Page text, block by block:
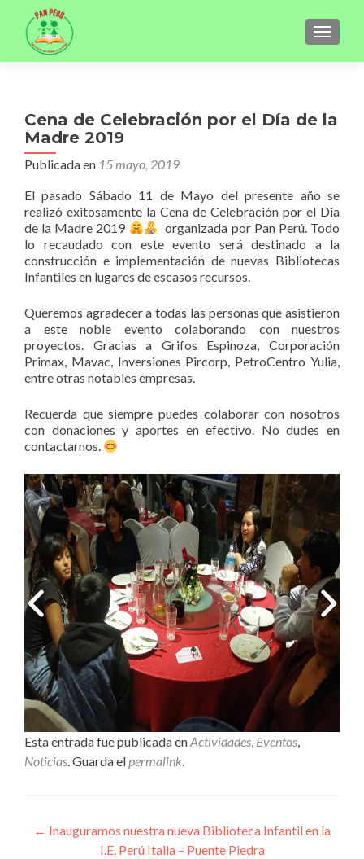
Cena de Celebración por el Día de la
Madre 2019
Publicada en 15 mayo, 2019
El pasado Sábado 11 de Mayo del presente año se
realizó exitosamente la Cena de Celebración por el Día
de la Madre 2019
organizada por Pan Perú. Todo
lo recaudado con este evento será destinado a la
construcción e implementación de nuevas Bibliotecas
Infantiles en lugares de escasos recursos.
Queremos agradecer a todas las personas que asistieron
a este noble evento colaborando con nuestros
proyectos. Gracias a Grifos Espinoza, Corporación
Primax, Mavac, Inversiones Pircorp, PetroCentro Yulia,
entre otras notables empresas.
Recuerda que siempre puedes colaborar con nosotros
con donaciones y aportes en efectivo. No dudes en
contactarnos.
Esta entrada fue publicada enActividades, Eventos,
Noticias. Guarda elpermalink.
Navegación
← Inauguramos nuestra nueva Biblioteca Infantil en la
I.E. Perú Italia – Puente Piedra